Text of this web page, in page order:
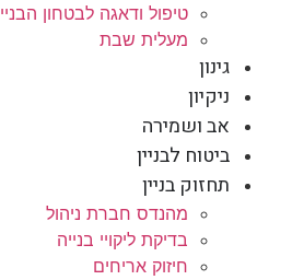
טיפול ודאגה לבטחון הבניין
מעלית שבת
גינון
ניקיון
אב ושמירה
ביטוח לבניין
תחזוק בניין
מהנדס חברת ניהול
בדיקת ליקויי בנייה
חיזוק אריחים